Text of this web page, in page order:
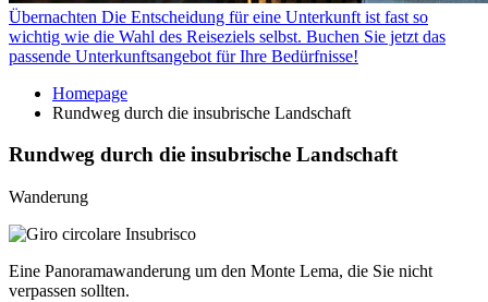
Übernachten Die Entscheidung für eine Unterkunft ist fast so
wichtig wie die Wahl des Reiseziels selbst. Buchen Sie jetzt das
passende Unterkunftsangebot für Ihre Bedürfnisse!
Homepage
Rundweg durch die insubrische Landschaft
Rundweg durch die insubrische Landschaft
Wanderung
Eine Panoramawanderung um den Monte Lema, die Sie nicht
verpassen sollten.